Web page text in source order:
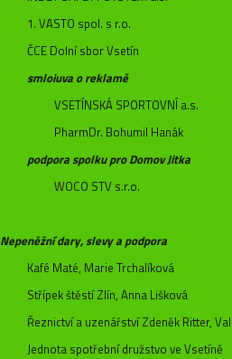
1. VASTO spol. s r.o.
ČCE Dolní sbor Vsetín
smloiuva o reklamě
VSETÍNSKÁ SPORTOVNÍ a.s.
PharmDr. Bohumil Hanák
podpora spolku pro Domov Jitka
WOCO STV s.r.o.
Nepeněžní dary, slevy a podpora
Kafé Maté, Marie Trchalíková
Střípek štěstí Zlín, Anna Lišková
Řeznictví a uzenářství Zdeněk Ritter,
Jednota spotřební družstvo ve Vsetíně